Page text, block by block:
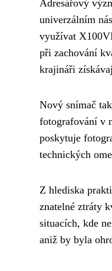
Adresářový
univerzálním
využívat
při zachování
krajináři
Nový snímač
fotografování v
poskytuje
technických
Z hlediska
znatelné ztráty
situacích, kde
aniž by byla